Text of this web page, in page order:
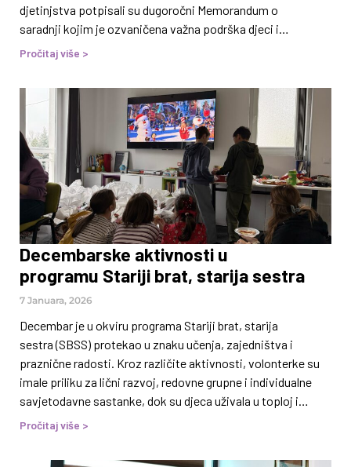
djetinjstva potpisali su dugoročni Memorandum o
saradnji kojim je ozvaničena važna podrška djeci i
mladima uključenim u program Stariji brat, starija
djetinjstva omogućava besplatan ulaz za mentorsko-
volonterske parove u okviru Programa, čime se dodatno
jača njihova uloga u procesu osnaživanja i zdravog razvoja
djece. Program Stariji brat, starija sestra temelji se na
dugoročnim, prijateljskim i podržavajućim odnosima
između djece i odraslih volonterki i volontera, s ciljem
pružanja stabilnosti, emocionalne podrške i pozitivnih
životnih iskustava. Upravo ovakva partnerstva s kulturnim
institucijama imaju izuzetno važnu ulogu, jer djeci otvaraju
prostor za učenje, razvoj
Pročitaj više >
Decembarske aktivnosti u
programu Stariji brat, starija sestra
7 Januara, 2026
Decembar je u okviru programa Stariji brat, starija
sestra (SBSS) protekao u znaku učenja, zajedništva i
praznične radosti. Kroz različite aktivnosti, volonterke su
imale priliku za lični razvoj, redovne grupne i individualne
savjetodavne sastanke, dok su djeca uživala u toploj i
pažljivo pripremljenoj novogodišnjoj proslavi. Jedna od
sebi kroz fotografiju, koju je vodila Aida Redžepagić,
Pročitaj više >